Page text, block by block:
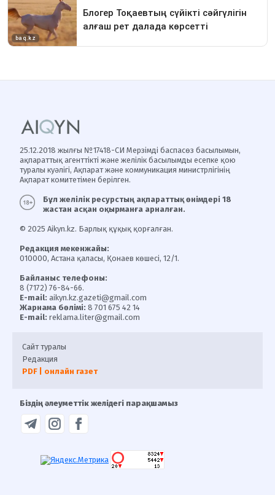
25.12.2018 жылғы №17418-СИ Мерзімді баспасөз басылымын,
ақпараттық агенттікті және желілік басылымды есепке қою
туралы куәлігі, Ақпарат және коммуникация министрлігінің
Ақпарат комитетімен берілген.
Бұл желілік ресурстың ақпараттық өнімдері 18
жастан асқан оқырманға арналған.
© 2025 Aikyn.kz. Барлық құқық қорғалған.
Редакция мекенжайы:
010000, Астана қаласы, Қонаев көшесі, 12/1.
Байланыс телефоны:
8 (7172) 76-84-66.
E-mail: aikyn.kz.gazeti@gmail.com
Жарнама бөлімі: 8 701 675 42 14
E-mail: reklama.liter@gmail.com
Сайт туралы
Редакция
PDF | онлайн газет
Біздің әлеуметтік желідегі парақшамыз